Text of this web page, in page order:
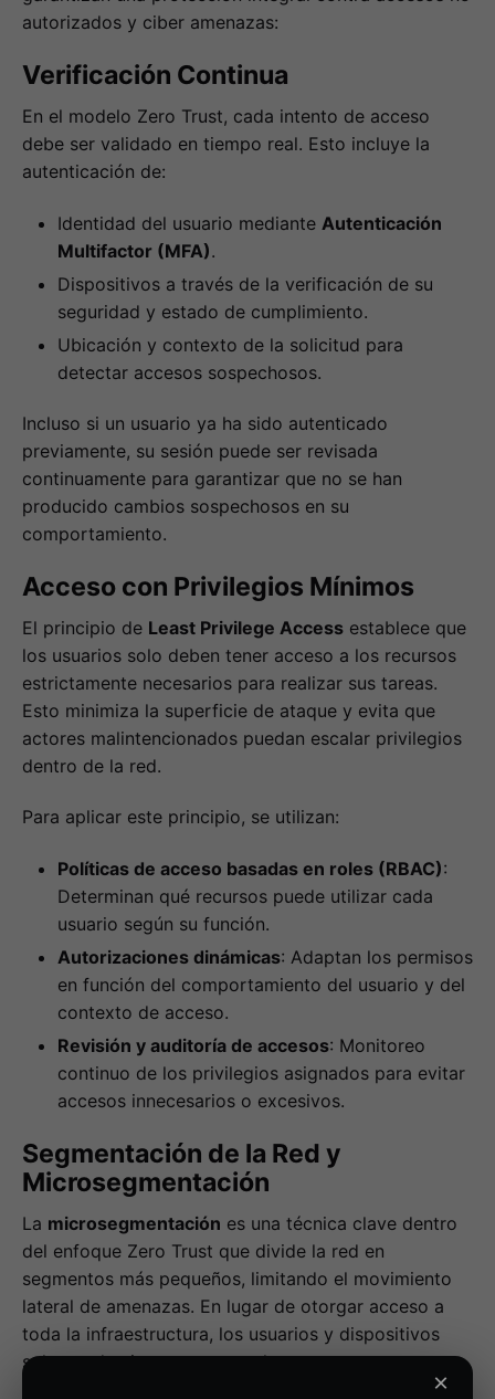
autorizados y ciber amenazas:
Verificación Continua
En el modelo Zero Trust, cada intento de acceso
debe ser validado en tiempo real. Esto incluye la
autenticación de:
Identidad del usuario mediante Autenticación
Multifactor (MFA).
Dispositivos a través de la verificación de su
seguridad y estado de cumplimiento.
Ubicación y contexto de la solicitud para
detectar accesos sospechosos.
Incluso si un usuario ya ha sido autenticado
previamente, su sesión puede ser revisada
continuamente para garantizar que no se han
producido cambios sospechosos en su
comportamiento.
Acceso con Privilegios Mínimos
El principio de Least Privilege Access establece que
los usuarios solo deben tener acceso a los recursos
estrictamente necesarios para realizar sus tareas.
Esto minimiza la superficie de ataque y evita que
actores malintencionados puedan escalar privilegios
dentro de la red.
Para aplicar este principio, se utilizan:
Políticas de acceso basadas en roles (RBAC):
Determinan qué recursos puede utilizar cada
usuario según su función.
Autorizaciones dinámicas: Adaptan los permisos
en función del comportamiento del usuario y del
contexto de acceso.
Revisión y auditoría de accesos: Monitoreo
continuo de los privilegios asignados para evitar
accesos innecesarios o excesivos.
Segmentación de la Red y
Microsegmentación
La microsegmentación es una técnica clave dentro
del enfoque Zero Trust que divide la red en
segmentos más pequeños, limitando el movimiento
lateral de amenazas. En lugar de otorgar acceso a
toda la infraestructura, los usuarios y dispositivos
solo pueden interactuar con los recursos
×